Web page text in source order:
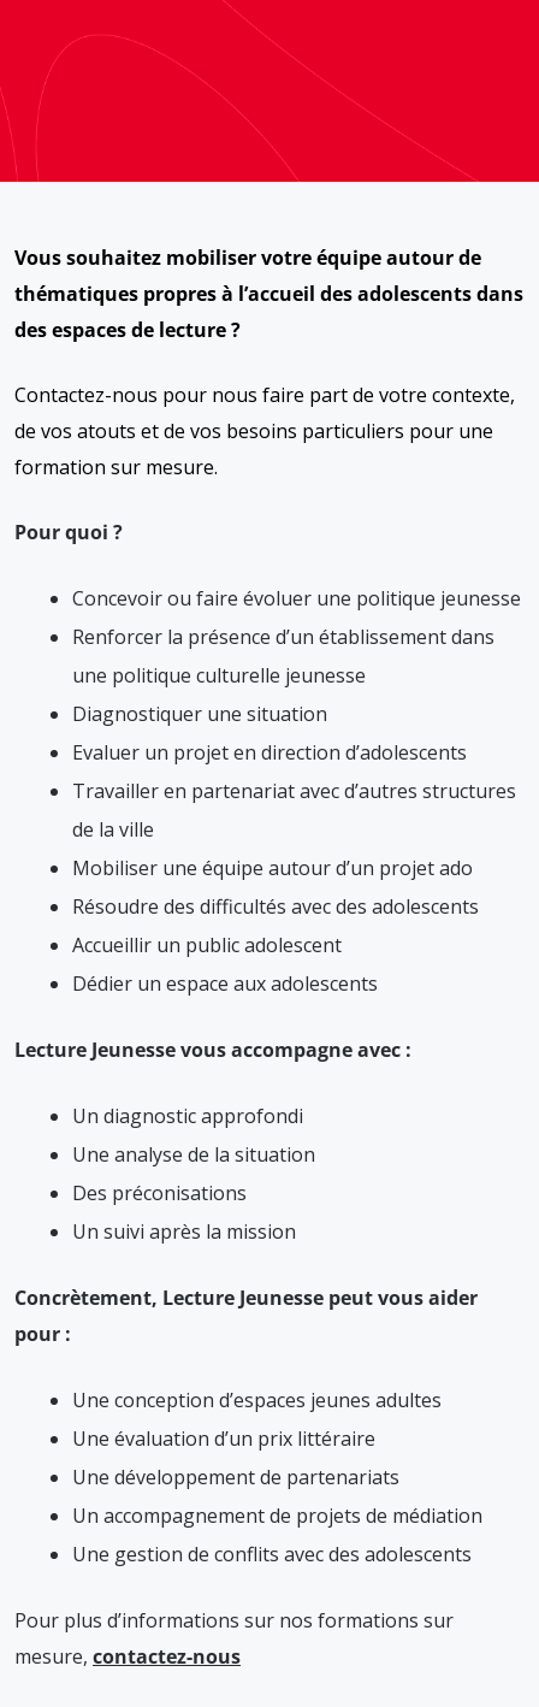
Vous souhaitez mobiliser votre équipe autour de
thématiques propres à l’accueil des adolescents dans
des espaces de lecture ?
Contactez-nous pour nous faire part de votre contexte,
de vos atouts et de vos besoins particuliers pour une
formation sur mesure.
Pour quoi ?
Concevoir ou faire évoluer une politique jeunesse
Renforcer la présence d’un établissement dans
une politique culturelle jeunesse
Diagnostiquer une situation
Evaluer un projet en direction d’adolescents
Travailler en partenariat avec d’autres structures
de la ville
Mobiliser une équipe autour d’un projet ado
Résoudre des difficultés avec des adolescents
Accueillir un public adolescent
Dédier un espace aux adolescents
Lecture Jeunesse vous accompagne avec :
Un diagnostic approfondi
Une analyse de la situation
Des préconisations
Un suivi après la mission
Concrètement, Lecture Jeunesse peut vous aider
pour :
Une conception d’espaces jeunes adultes
Une évaluation d’un prix littéraire
Une développement de partenariats
Un accompagnement de projets de médiation
Une gestion de conflits avec des adolescents
Pour plus d’informations sur nos formations sur
mesure, contactez-nous